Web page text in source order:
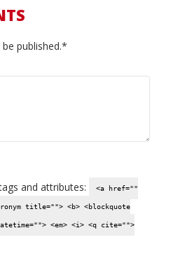
published.*
and attributes: <a href=""
title=""> <b> <blockquote
<em> <i> <q cite="">